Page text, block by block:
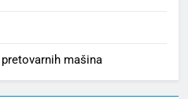
mašina